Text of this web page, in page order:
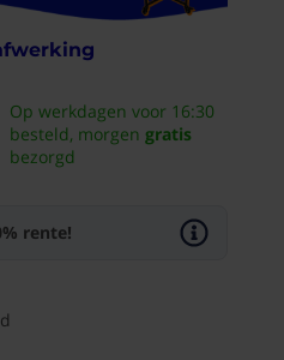
Op werkdagen voor 16:30
besteld, morgen gratis
bezorgd
rente! Wat is in3?